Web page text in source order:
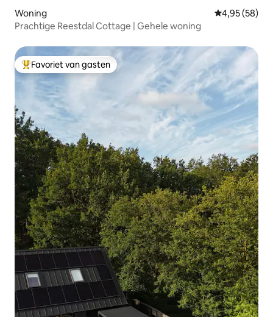
Woning Gemiddelde
4,95 (58)
Prachtige Reestdal Cottage | Gehele woning
Topfavoriet van gasten
Favoriet van gasten